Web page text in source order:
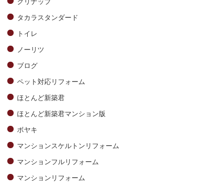
タカラスタンダード
トイレ
ノーリツ
ブログ
ペット対応リフォーム
ほとんど新築君
ほとんど新築君マンション版
ボヤキ
マンションスケルトンリフォーム
マンションフルリフォーム
マンションリフォーム